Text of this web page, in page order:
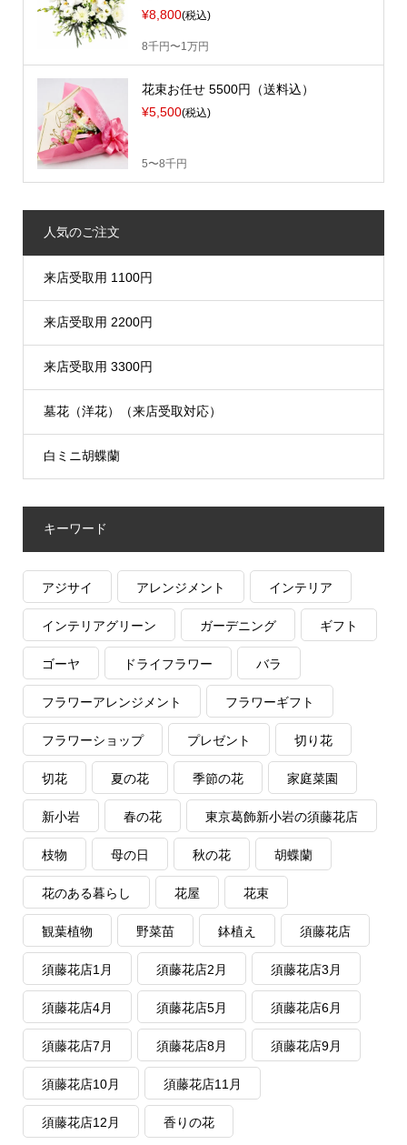
¥8,800(税込)
8千円〜1万円
花束お任せ 5500円（送料込）
¥5,500(税込)
5〜8千円
人気のご注文
来店受取用 1100円
来店受取用 2200円
来店受取用 3300円
墓花（洋花）（来店受取対応）
白ミニ胡蝶蘭
キーワード
アジサイ アレンジメント インテリア
インテリアグリーン ガーデニング ギフト
ゴーヤ ドライフラワー バラ
フラワーアレンジメント フラワーギフト
フラワーショップ プレゼント 切り花
切花 夏の花 季節の花 家庭菜園
新小岩 春の花 東京葛飾新小岩の須藤花店
枝物 母の日 秋の花 胡蝶蘭
花のある暮らし 花屋 花束
観葉植物 野菜苗 鉢植え 須藤花店
須藤花店1月 須藤花店2月 須藤花店3月
須藤花店4月 須藤花店5月 須藤花店6月
須藤花店7月 須藤花店8月 須藤花店9月
須藤花店10月 須藤花店11月
須藤花店12月 香りの花